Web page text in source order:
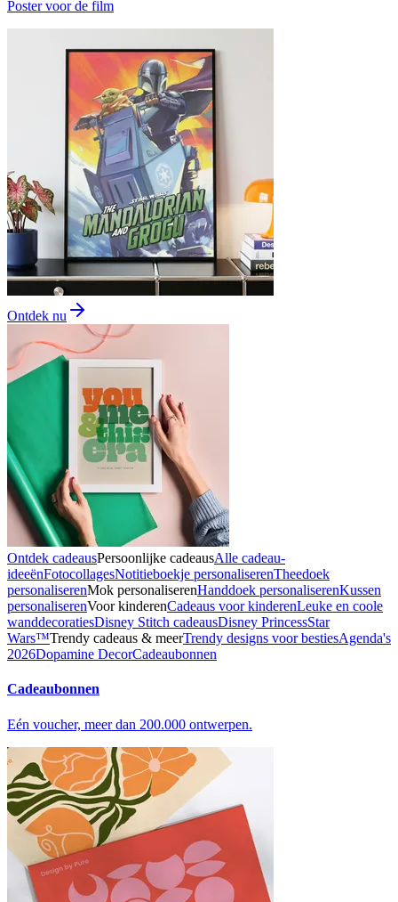
Poster voor de film
Ontdek nu
Ontdek cadeausPersoonlijke cadeausAlle cadeau-
ideeënFotocollagesNotitieboekje personaliserenTheedoek
personaliserenMok personaliserenHanddoek personaliserenKussen
personaliserenVoor kinderenCadeaus voor kinderenLeuke en coole
wanddecoratiesDisney Stitch cadeausDisney PrincessStar
Wars™Trendy cadeaus & meerTrendy designs voor bestiesAgenda's
2026Dopamine DecorCadeaubonnen
Cadeaubonnen
Eén voucher, meer dan 200.000 ontwerpen.